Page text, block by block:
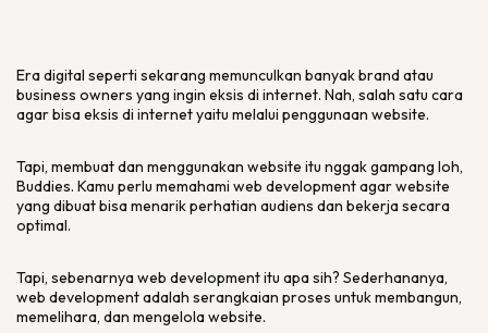
Eradigital seperti sekarang memunculkan banyakbrandatau
business owners yang ingin eksis di internet. Nah, salah satu cara
agar bisa eksis di internet yaitu melalui penggunaan website.
Tapi, membuat dan menggunakan website itu nggak gampang loh,
Buddies. Kamu perlu memahami web developmentagarwebsite
yang dibuat bisa menarik perhatian audiens dan bekerja secara
optimal.
Tapi, sebenarnyaweb developmentitu apa sih? Sederhananya,
web developmentadalah serangkaian proses untuk membangun,
memelihara, dan mengelolawebsite.